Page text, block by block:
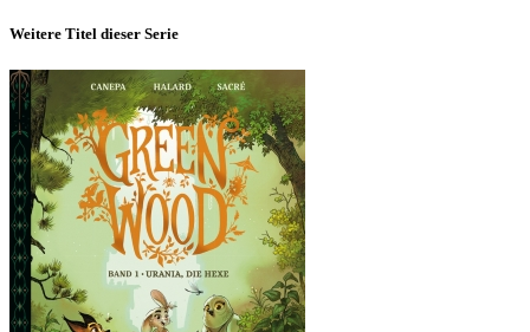
Weitere Titel dieser Serie